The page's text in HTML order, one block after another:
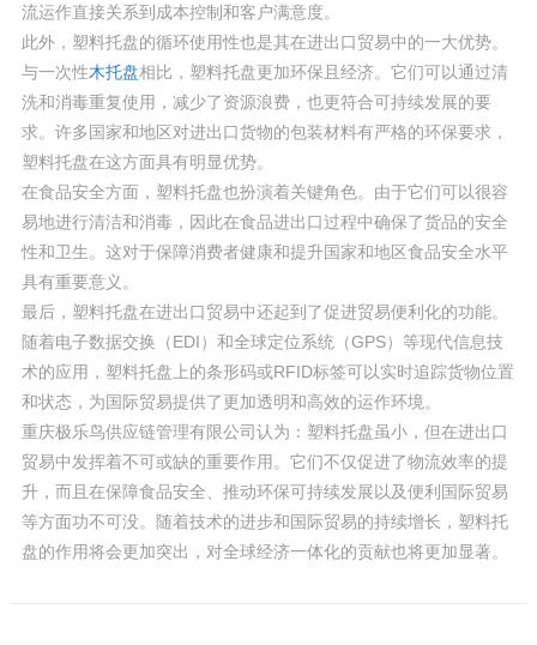
流运作直接关系到成本控制和客户满意度。
此外，塑料托盘的循环使用性也是其在进出口贸易中的一大优势。
与一次性木托盘相比，塑料托盘更加环保且经济。它们可以通过清
洗和消毒重复使用，减少了资源浪费，也更符合可持续发展的要
求。许多国家和地区对进出口货物的包装材料有严格的环保要求，
塑料托盘在这方面具有明显优势。
在食品安全方面，塑料托盘也扮演着关键角色。由于它们可以很容
易地进行清洁和消毒，因此在食品进出口过程中确保了货品的安全
性和卫生。这对于保障消费者健康和提升国家和地区食品安全水平
具有重要意义。
最后，塑料托盘在进出口贸易中还起到了促进贸易便利化的功能。
随着电子数据交换（EDI）和全球定位系统（GPS）等现代信息技
术的应用，塑料托盘上的条形码或RFID标签可以实时追踪货物位置
和状态，为国际贸易提供了更加透明和高效的运作环境。
重庆极乐鸟供应链管理有限公司认为：塑料托盘虽小，但在进出口
贸易中发挥着不可或缺的重要作用。它们不仅促进了物流效率的提
升，而且在保障食品安全、推动环保可持续发展以及便利国际贸易
等方面功不可没。随着技术的进步和国际贸易的持续增长，塑料托
盘的作用将会更加突出，对全球经济一体化的贡献也将更加显著。